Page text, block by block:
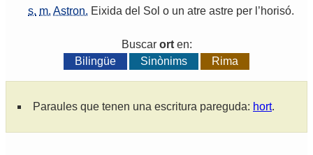
s. m. Astron. Eixida del Sol o un atre astre per ’horisó.
Buscar orten:
Bilingüe
Sinònims Rima
Paraules que tenen una escritura pareguda: hort.